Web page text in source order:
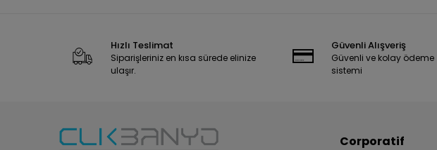
Hızlı Teslimat
Siparişleriniz en kısa sürede elinize
ulaşır.
Güvenli Alışveriş
Güvenli ve kolay ödeme
sistemi
Corporatif